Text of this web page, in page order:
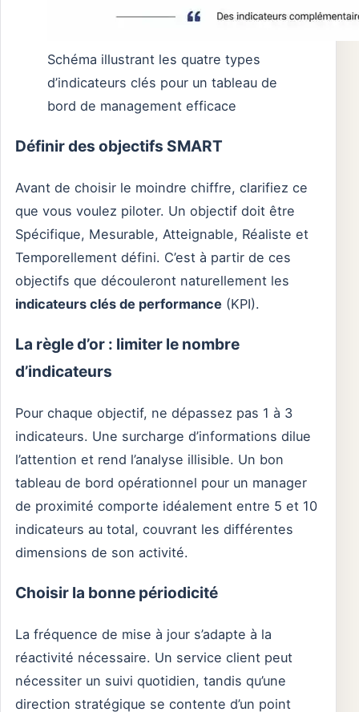
Schéma illustrant les quatre types
d’indicateurs clés pour un tableau de
bord de management efficace
Définir des objectifs SMART
Avant de choisir le moindre chiffre, clarifiez ce
que vous voulez piloter. Un objectif doit être
Spécifique, Mesurable, Atteignable, Réaliste et
Temporellement défini. C’est à partir de ces
objectifs que découleront naturellement les
indicateurs clés de performance (KPI).
La règle d’or : limiter le nombre
d’indicateurs
Pour chaque objectif, ne dépassez pas 1 à 3
indicateurs. Une surcharge d’informations dilue
l’attention et rend l’analyse illisible. Un bon
tableau de bord opérationnel pour un manager
de proximité comporte idéalement entre 5 et 10
indicateurs au total, couvrant les différentes
dimensions de son activité.
Choisir la bonne périodicité
La fréquence de mise à jour s’adapte à la
réactivité nécessaire. Un service client peut
nécessiter un suivi quotidien, tandis qu’une
direction stratégique se contente d’un point